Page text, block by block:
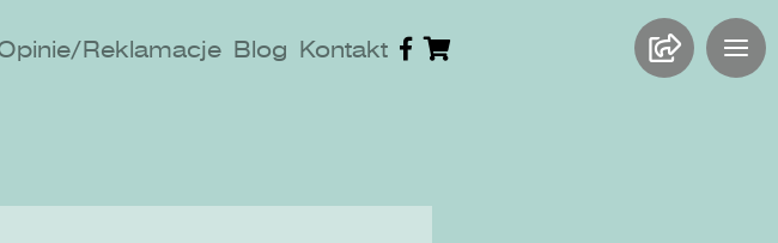
Reklamacje Blog Kontakt